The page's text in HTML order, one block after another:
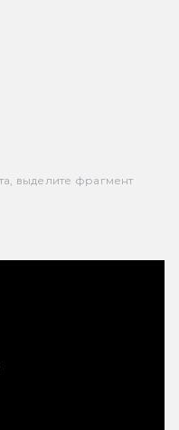
выделите фрагмент